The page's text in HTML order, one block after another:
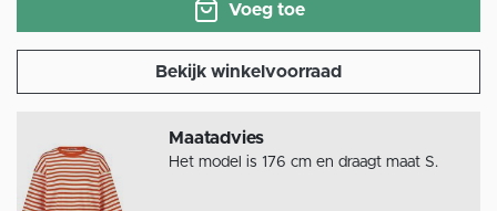
Voeg toe
Bekijk winkelvoorraad
Maatadvies
Het model is 176 cm en draagt maat S.